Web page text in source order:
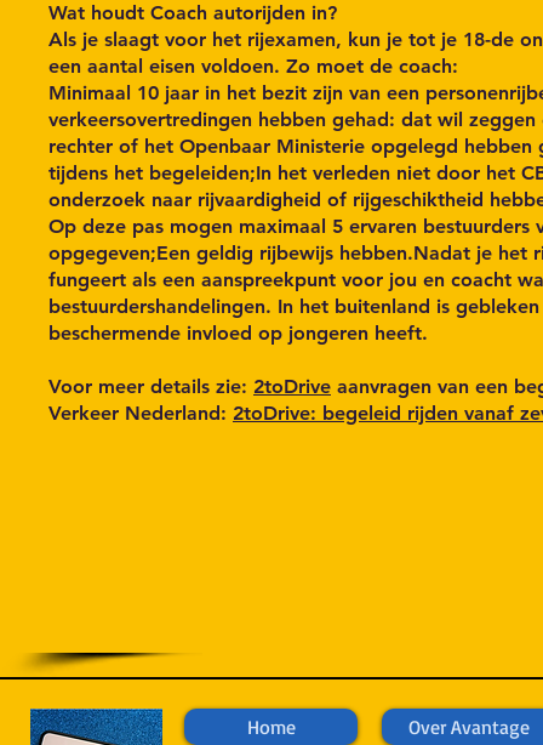
Wat houdt Coach autorijden in?
Als je slaagt voor het rijexamen, kun je tot je 18-de
een aantal eisen voldoen. Zo moet de coach:
Minimaal 10 jaar in het bezit zijn van een
verkeersovertredingen hebben gehad: dat wil
rechter of het Openbaar Ministerie opgelegd
tijdens het begeleiden;In het verleden niet door het
onderzoek naar rijvaardigheid of rijgeschiktheid
Op deze pas mogen maximaal 5 ervaren
opgegeven;Een geldig rijbewijs hebben.Nadat je
fungeert als een aanspreekpunt voor jou en coacht
bestuurdershandelingen. In het buitenland is
beschermende invloed op jongeren heeft.
Voor meer details zie: 2toDrive aanvragen van een
Verkeer Nederland: 2toDrive: begeleid rijden vanaf
Home Over Avantage